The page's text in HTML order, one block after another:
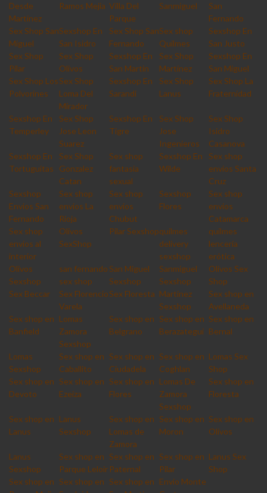
Desde
Martinez
Ramos Mejia Villa Del
Parque
Sanmiguel
San
Fernando
Sex Shop San
Miguel
Sexshop En
San Isidro
Sex Shop San
Fernando
Sex shop
Quilmes
Sexshop En
San Justo
Sex Shop
Pilar
Sex Shop
Olivos
Sexshop En
San Martin
Sex Shop
Martinez
Sexshop En
San Miguel
Sex Shop Los
Polvorines
Sex Shop
Loma Del
Mirador
Sexshop En
Sarandi
Sex Shop
Lanus
Sex Shop La
Fraternidad
Sexshop En
Temperley
Sex Shop
Jose Leon
Suarez
Sexshop En
Tigre
Sex Shop
Jose
Ingenieros
Sex Shop
Isidro
Casanova
Sexshop En
Tortuguitas
Sex Shop
Gonzalez
Catan
Sex shop
fantasia
sexual
Sexshop En
Wilde
Sex shop
envios Santa
Cruz
Sexshop
Envios San
Fernando
Sex shop
envios La
Rioja
Sex shop
envios
Chubut
Sexshop
Flores
Sex shop
envios
Catamarca
Sex shop
envios al
interior
Olivos
SexShop
Pilar Sexshopquilmes
delivery
sexshop
quilmes
lencería
erótica
Olivos
Sexshop
san fernando
sex shop
San Miguel
Sexshop
Sanmiguel
Sexshop
Olivos Sex
Shop
Sex Beccar
Sex Florencio
Varela
Sex Floresta Martinez
Sexshop
Sex shop en
Avellaneda
Sex shop en
Banfield
Lomas
Zamora
Sexshop
Sex shop en
Belgrano
Sex shop en
Berazategui
Sex shop en
Bernal
Lomas
Sexshop
Sex shop en
Caballito
Sex shop en
Ciudadela
Sex shop en
Coghlan
Lomas Sex
Shop
Sex shop en
Devoto
Sex shop en
Ezeiza
Sex shop en
Flores
Lomas De
Zamora
Sexshop
Sex shop en
Floresta
Sex shop en
Lanus
Lanus
Sexshop
Sex shop en
Lomas de
Zamora
Sex shop en
Moron
Sex shop en
Olivos
Lanus
Sexshop
Sex shop en
Parque Leloir
Sex shop en
Paternal
Sex shop en
Pilar
Lanus Sex
Shop
Sex shop en Sex shop en Sex shop en Envio Monte